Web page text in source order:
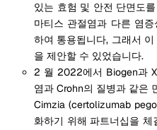
있는 효험 및 안전 단면도
마티스 관절염과 다른 염
하여 통용됩니다, 그래서
을 제안할 수 있었습니다.
2 월 2022에서 Biogen과
염과 Crohn의 질병과 같은
Cimzia (certolizumab
화하기 위해 파트너십을